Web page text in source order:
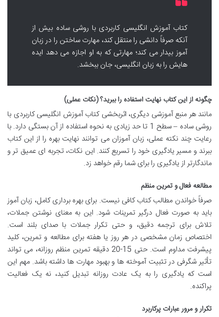
کتاب آموزش انگلیسی کاربردی با روشی ساده بیش از
آنکه صرفاً دانشی را منتقل کند، مهارت ساختن را در زبان
آموز بیدار می کند؛ مهارتی که به او اجازه می دهد ایده
هایش را به زبان انگلیسی، جان ببخشد.
چگونه از این کتاب نهایت استفاده را ببرید؟ (نکات عملی)
مانند هر منبع آموزشی دیگری، اثربخشی کتاب آموزش انگلیسی کاربردی با
روشی ساده – سطح 1 تا حد زیادی به نحوه استفاده از آن بستگی دارد. با
رعایت چند نکته عملی، زبان آموزان می توانند نهایت بهره را از این کتاب
ببرند و مسیر یادگیری خود را تسریع کنند. این نکات، تجربه ای عمیق تر و
ماندگارتر از یادگیری را برای شما رقم خواهد زد.
مطالعه فعال و تمرین منظم
صرفاً خواندن مطالب کتاب کافی نیست. برای بهره برداری کامل، زبان آموز
باید به صورت فعال درگیر تمرینات شود. این به معنای نوشتن جملات،
تلاش برای ترجمه دقیق، و حتی تکرار جملات با صدای بلند است.
اختصاص زمان مشخصی در هر روز یا هفته برای مطالعه و تمرین، کلید
پیشرفت مداوم است. حتی 15-20 دقیقه تمرین منظم روزانه، می تواند
تأثیر شگرفی در تثبیت آموخته ها و بهبود مهارت ها داشته باشد. مهم این
است که یادگیری را به یک عادت روزانه تبدیل کنید، نه یک فعالیت
پراکنده.
تکرار و مرور عبارات پرکاربرد